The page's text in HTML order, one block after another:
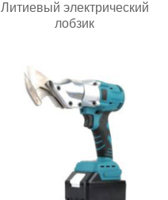
Литиевый электрический
лобзик